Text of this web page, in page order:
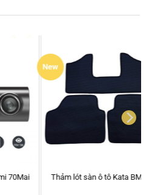
Thảm lót sàn ô tô Kata BMW X1